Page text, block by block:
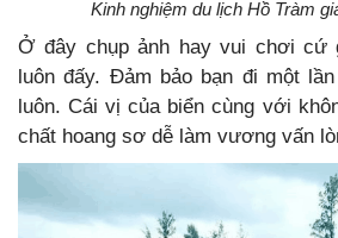
Kinh nghiệm du lịch Hồ Tràm
Ở đây chụp ảnh hay vui chơi cứ
luôn đấy. Đảm bảo bạn đi một
luôn. Cái vị của biển cùng với
chất hoang sơ dễ làm vương vấn